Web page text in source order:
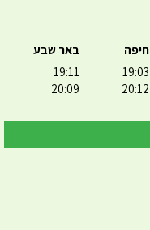
חיפה
19:03
20:12
באר שבע
19:11
20:09